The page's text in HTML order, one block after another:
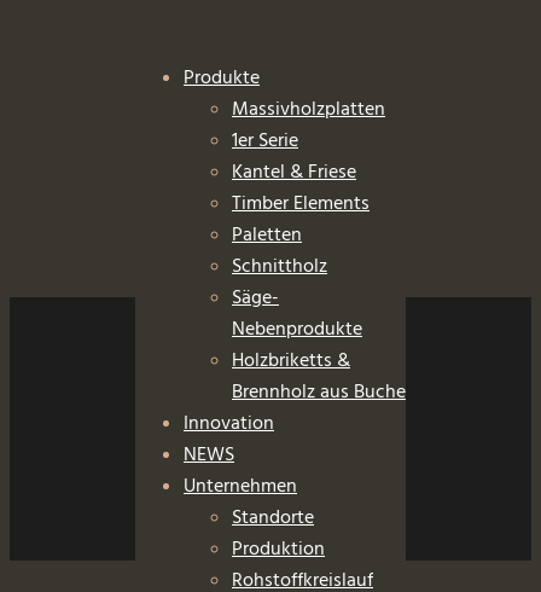
Produkte
Massivholzplatten
1er Serie
Kantel & Friese
Timber Elements
Paletten
Schnittholz
Säge-
Nebenprodukte
Holzbriketts &
Brennholz aus Buche
Innovation
NEWS
Unternehmen
Standorte
Produktion
Rohstoffkreislauf